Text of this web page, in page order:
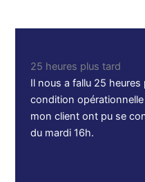
25 heures plus tard
Il nous a fallu 25
condition
mon client ont pu se
du mardi 16h.